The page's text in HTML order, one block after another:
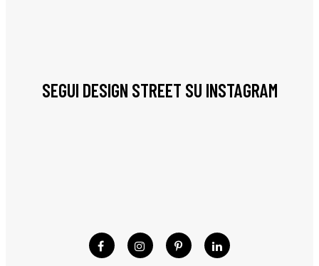
SEGUI DESIGN STREET SU INSTAGRAM